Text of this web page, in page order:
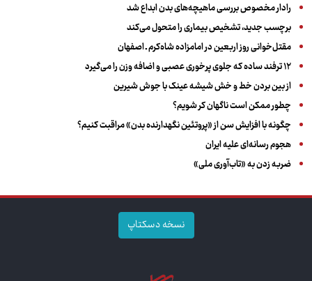
رادار مخصوص بررسی ماهیچه‌های بدن ابداع شد
برچسب جدید، تشخیص بیماری را متحول می‌کند
مقتل‌خوانی روز اربعین در امامزاده شاه‌کرم ـ اصفهان
۱۲ ترفند ساده که جلوی پرخوری عصبی و اضافه ‌وزن را می‌گیرد
از بین بردن خط و خش شیشه عینک با جوش شیرین
چطور ممکن است ناگهان کر شویم؟
چگونه با افزایش سن از «پروتئین نگهدارنده بدن» مراقبت کنیم؟
هجوم رسانه‌ای علیه ایران
ضربه زدن به «تاب‌آوری ملی»
نسخه دسکتاپ